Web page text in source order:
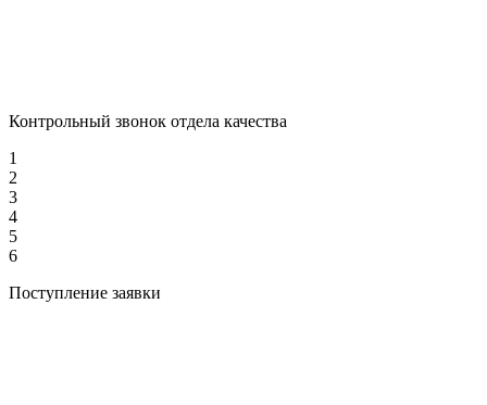
Контрольный звонок отдела качества
1
2
3
4
5
6
Поступление заявки